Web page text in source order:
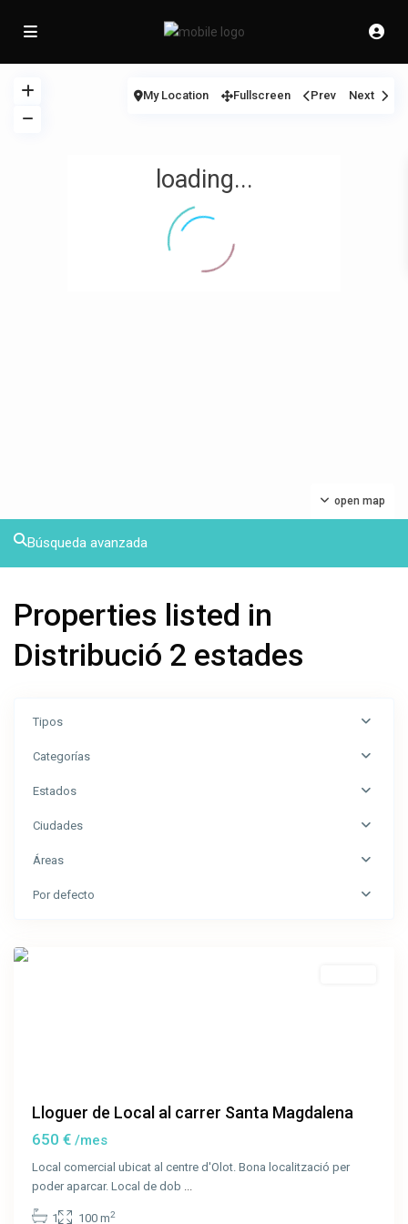
loading...
open map
My Location Fullscreen Prev Next
Búsqueda avanzada
Properties listed in
Distribució 2 estades
Tipos
Categorías
Estados
Ciudades
Áreas
Por defecto
Calle
Santa
Lloguer de Local al carrer Santa Magdalena
650 € /mes
Local comercial ubicat al centre d'Olot. Bona localització per
poder aparcar. Local de dob ...
1 100 m2